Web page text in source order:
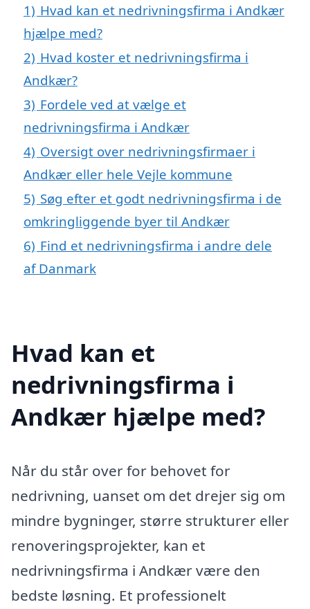
1) Hvad kan et nedrivningsfirma i Andkær
hjælpe med?
2) Hvad koster et nedrivningsfirma i
Andkær?
3) Fordele ved at vælge et
nedrivningsfirma i Andkær
4) Oversigt over nedrivningsfirmaer i
Andkær eller hele Vejle kommune
5) Søg efter et godt nedrivningsfirma i de
omkringliggende byer til Andkær
6) Find et nedrivningsfirma i andre dele
af Danmark
Hvad kan et
nedrivningsfirma i
Andkær hjælpe med?
Når du står over for behovet for
nedrivning, uanset om det drejer sig om
mindre bygninger, større strukturer eller
renoveringsprojekter, kan et
nedrivningsfirma i Andkær være den
bedste løsning. Et professionelt